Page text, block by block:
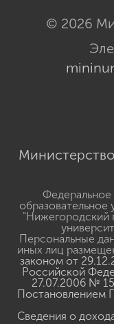
© 2026
"Нижегородский
Персональные
иных лиц
законом от
Российской
27.07.2006 №
Постановлением